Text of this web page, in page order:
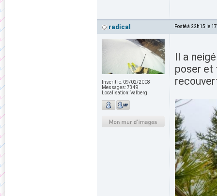
radical Posté à 22h15 le
Inscrit le: 09/02/2008
Messages:7349
Localisation:Valberg
Il a
poser et